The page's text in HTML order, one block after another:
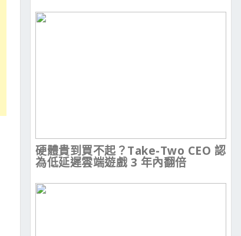
硬體貴到買不起？Take-Two CEO 認
為低延遲雲端遊戲 3 年內翻倍